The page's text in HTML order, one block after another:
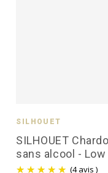
SILHOUET
sans alcool - Low
(4 avis )
SILHOUET